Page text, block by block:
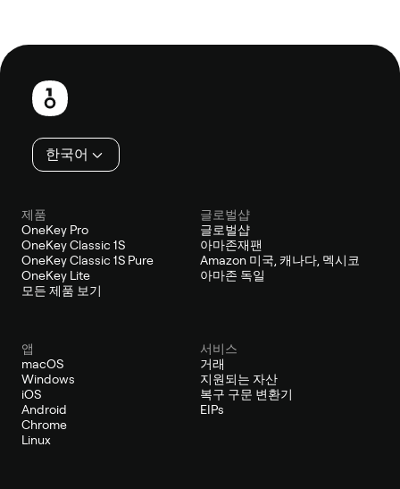
보
한국어
제품
OneKey Pro
OneKey Classic 1S
OneKey Classic 1S Pure
OneKey Lite
모든 제품 보기
글로벌샵
글로벌샵
아마존재팬
Amazon 미국, 캐나다, 멕시코
아마존 독일
앱
macOS
Windows
iOS
Android
Chrome
Linux
서비스
거래
지원되는 자산
복구 구문 변환기
EIPs